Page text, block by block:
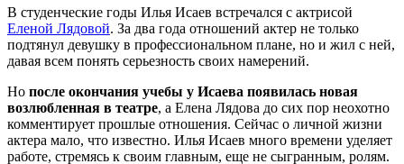
В студенческие годы Илья Исаев встречался с актрисой
Еленой Лядовой. За два года отношений актер не только
подтянул девушку в профессиональном плане, но и жил с ней,
давая всем понять серьезность своих намерений.
Но после окончания учебы у Исаева появилась новая
возлюбленная в театре, а Елена Лядова до сих пор неохотно
комментирует прошлые отношения. Сейчас о личной жизни
актера мало, что известно. Илья Исаев много времени уделяет
работе, стремясь к своим главным, еще не сыгранным, ролям.